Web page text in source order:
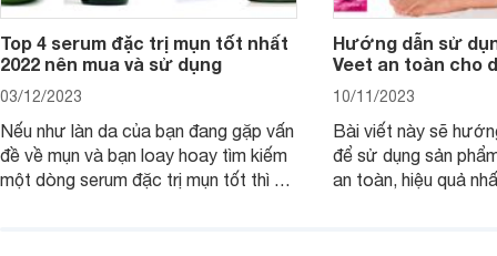
Top 4 serum đặc trị mụn tốt nhất
2022 nên mua và sử dụng
03/12/2023
Nếu như làn da của bạn đang gặp vấn
đề về mụn và bạn loay hoay tìm kiếm
một dòng serum đặc trị mụn tốt thì bài
Hướng dẫn sử
Veet an toàn cho
10/11/2023
Bài viết này sẽ
để sử dụng sản
an toàn, hiệu quả